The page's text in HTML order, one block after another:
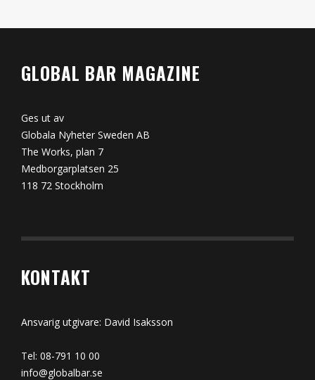
GLOBAL BAR MAGAZINE
Ges ut av
Globala Nyheter Sweden AB
The Works, plan 7
Medborgarplatsen 25
118 72 Stockholm
KONTAKT
Ansvarig utgivare: David Isaksson
Tel: 08-791 10 00
info@globalbar.se